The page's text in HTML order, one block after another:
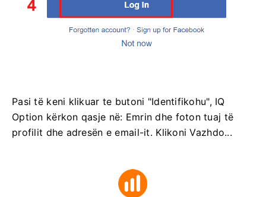
Pasi të keni klikuar te butoni "Identifikohu", IQ
Option kërkon qasje në: Emrin dhe foton tuaj të
profilit dhe adresën e email-it. Klikoni Vazhdo...